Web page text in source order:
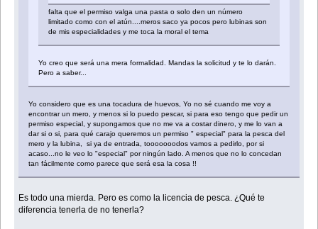
falta que el permiso valga una pasta o solo den un número
limitado como con el atún....meros saco ya pocos pero lubinas son
de mis especialidades y me toca la moral el tema
Yo creo que será una mera formalidad. Mandas la solicitud y te lo darán.
Pero a saber...
Yo considero que es una tocadura de huevos, Yo no sé cuando me voy a
encontrar un mero, y menos si lo puedo pescar, si para eso tengo que pedir un
permiso especial, y supongamos que no me va a costar dinero, y me lo van a
dar si o si, para qué carajo queremos un permiso " especial" para la pesca del
mero y la lubina, si ya de entrada, tooooooodos vamos a pedirlo, por si
acaso...no le veo lo "especial" por ningún lado. A menos que no lo concedan
tan fácilmente como parece que será esa la cosa !!
Es todo una mierda. Pero es como la licencia de pesca. ¿Qué te
diferencia tenerla de no tenerla?